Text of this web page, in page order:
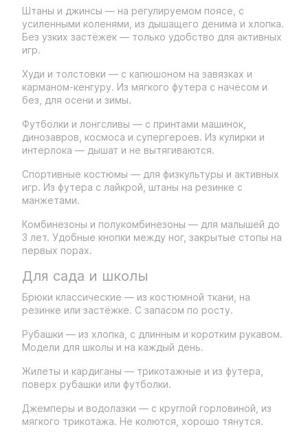
Штаны и джинсы — на регулируемом поясе, с
усиленными коленями, из дышащего денима и хлопка.
Без узких застёжек — только удобство для активных
игр.
Худи и толстовки — с капюшоном на завязках и
карманом-кенгуру. Из мягкого футера с начёсом и
без, для осени и зимы.
Футболки и лонгсливы — с принтами машинок,
динозавров, космоса и супергероев. Из кулирки и
интерлока — дышат и не вытягиваются.
Спортивные костюмы — для физкультуры и активных
игр. Из футера с лайкрой, штаны на резинке с
манжетами.
Комбинезоны и полукомбинезоны — для малышей до
3 лет. Удобные кнопки между ног, закрытые стопы на
первых порах.
Для сада и школы
Брюки классические — из костюмной ткани, на
резинке или застёжке. С запасом по росту.
Рубашки — из хлопка, с длинным и коротким рукавом.
Модели для школы и на каждый день.
Жилеты и кардиганы — трикотажные и из футера,
поверх рубашки или футболки.
Джемперы и водолазки — с круглой горловиной, из
мягкого трикотажа. Не колются, хорошо тянутся.